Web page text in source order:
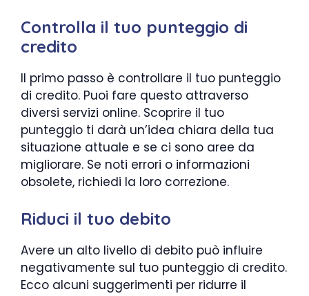
Controlla il tuo punteggio di
credito
Il primo passo è controllare il tuo punteggio
di credito. Puoi fare questo attraverso
diversi servizi online. Scoprire il tuo
punteggio ti darà un’idea chiara della tua
situazione attuale e se ci sono aree da
migliorare. Se noti errori o informazioni
obsolete, richiedi la loro correzione.
Riduci il tuo debito
Avere un alto livello di debito può influire
negativamente sul tuo punteggio di credito.
Ecco alcuni suggerimenti per ridurre il